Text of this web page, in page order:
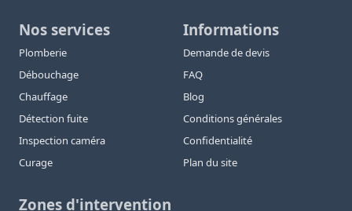
Nos services
Plomberie
Débouchage
Chauffage
Détection fuite
Inspection caméra
Curage
Informations
Demande de devis
FAQ
Blog
Conditions générales
Confidentialité
Plan du site
Zones d'intervention